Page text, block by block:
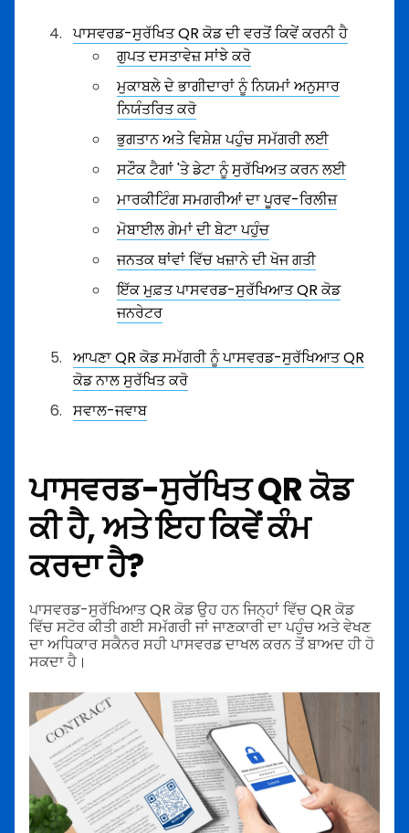
ਪਾਸਵਰਡ-ਸੁਰੱਖਿਤ QR ਕੋਡ ਦੀ ਵਰਤੋਂ ਕਿਵੇਂ ਕਰਨੀ ਹੈ
ਗੁਪਤ ਦਸਤਾਵੇਜ਼ ਸਾਂਝੇ ਕਰੋ
ਮੁਕਾਬਲੇ ਦੇ ਭਾਗੀਦਾਰਾਂ ਨੂੰ ਨਿਯਮਾਂ ਅਨੁਸਾਰ
ਨਿਯੰਤਰਿਤ ਕਰੋ
ਭੁਗਤਾਨ ਅਤੇ ਵਿਸ਼ੇਸ਼ ਪਹੁੰਚ ਸਮੱਗਰੀ ਲਈ
ਸਟੌਕ ਟੈਗਾਂ 'ਤੇ ਡੇਟਾ ਨੂੰ ਸੁਰੱਖਿਅਤ ਕਰਨ ਲਈ
ਮਾਰਕੀਟਿੰਗ ਸਮਗਰੀਆਂ ਦਾ ਪੂਰਵ-ਰਿਲੀਜ਼
ਮੋਬਾਈਲ ਗੇਮਾਂ ਦੀ ਬੇਟਾ ਪਹੁੰਚ
ਜਨਤਕ ਥਾਂਵਾਂ ਵਿੱਚ ਖਜ਼ਾਨੇ ਦੀ ਖੋਜ ਗਤੀ
ਇੱਕ ਮੁਫ਼ਤ ਪਾਸਵਰਡ-ਸੁਰੱਖਿਆਤ QR ਕੋਡ
ਜਨਰੇਟਰ
ਆਪਣਾ QR ਕੋਡ ਸਮੱਗਰੀ ਨੂੰ ਪਾਸਵਰਡ-ਸੁਰੱਖਿਆਤ QR
ਕੋਡ ਨਾਲ ਸੁਰੱਖਿਤ ਕਰੋ
ਸਵਾਲ-ਜਵਾਬ
ਪਾਸਵਰਡ-ਸੁਰੱਖਿਤ QR ਕੋਡ
ਕੀ ਹੈ, ਅਤੇ ਇਹ ਕਿਵੇਂ ਕੰਮ
ਕਰਦਾ ਹੈ?
ਪਾਸਵਰਡ-ਸੁਰੱਖਿਆਤ QR ਕੋਡ ਉਹ ਹਨ ਜਿਨ੍ਹਾਂ ਵਿੱਚ QR ਕੋਡ
ਵਿੱਚ ਸਟੋਰ ਕੀਤੀ ਗਈ ਸਮੱਗਰੀ ਜਾਂ ਜਾਣਕਾਰੀ ਦਾ ਪਹੁੰਚ ਅਤੇ ਵੇਖਣ
ਦਾ ਅਧਿਕਾਰ ਸਕੈਨਰ ਸਹੀ ਪਾਸਵਰਡ ਦਾਖਲ ਕਰਨ ਤੋਂ ਬਾਅਦ ਹੀ ਹੋ
ਸਕਦਾ ਹੈ।